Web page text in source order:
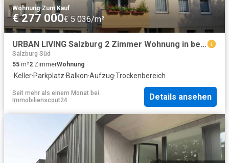
Wohnung·Zum Kauf
€ 277 000€ 5 036/m²
URBAN LIVING Salzburg 2 Zimmer Wohnung in bester Lage, mit Balkon und PKW Stellplatz Vermietet noch bis 31.1.2027
Salzburg Süd
55 m²2 ZimmerWohnung
·Keller·Parkplatz·Balkon·Aufzug·Trockenbereich
Seit mehr als einem Monat bei
Immobilienscout24
Details ansehen